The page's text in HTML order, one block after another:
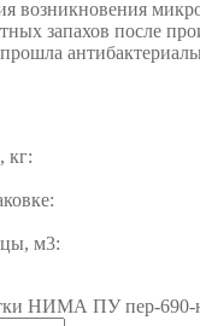
возникновения
запахов после
кг:
м3:
НИМА ПУ пер-690-